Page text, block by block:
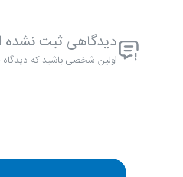
دیدگاهی ثبت
اولین شخصی باشید که دیدگاه